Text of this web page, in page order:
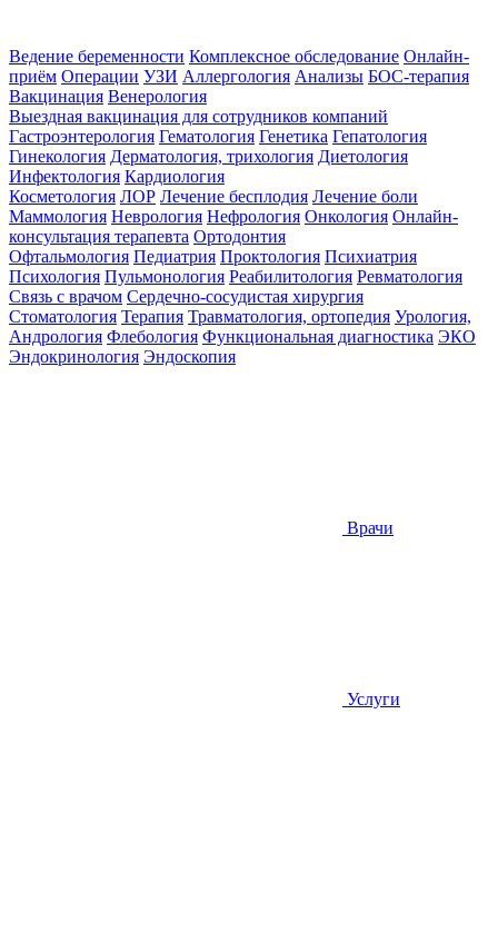
Ведение беременности Комплексное обследование Онлайн-
приём Операции УЗИ Аллергология Анализы БОС-терапия
Вакцинация Венерология
Выездная вакцинация для сотрудников компаний
Гастроэнтерология Гематология Генетика Гепатология
Гинекология Дерматология, трихология Диетология
Инфектология Кардиология
Косметология ЛОР Лечение бесплодия Лечение боли
Маммология Неврология Нефрология Онкология Онлайн-
консультация терапевта Ортодонтия
Офтальмология Педиатрия Проктология Психиатрия
Психология Пульмонология Реабилитология Ревматология
Связь с врачом Сердечно-сосудистая хирургия
Стоматология Терапия Травматология, ортопедия Урология,
Андрология Флебология Функциональная диагностика ЭКО
Эндокринология Эндоскопия
Врачи
Услуги